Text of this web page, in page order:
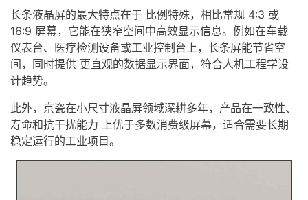
长条液晶屏的最大特点在于 比例特殊，相比常规 4:3 或
16:9 屏幕，它能在狭窄空间中高效显示信息。例如在车载
仪表台、医疗检测设备或工业控制台上， 长条屏能节省空
间，同时提供 更直观的数据显示界面，符合人机工程学设
计趋势。
此外，京瓷在小尺寸液晶屏领域深耕多年，产品在一致性、
寿命和抗干扰能力 上优于多数消费级屏幕，适合需要长期
稳定运行的工业项目。